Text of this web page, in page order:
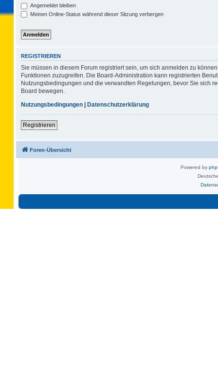
Angemeldet bleiben
Meinen Online-Status während dieser Sitzung verbergen
REGISTRIEREN
Sie müssen in diesem Forum registriert sein, um sich anmelden zu
Funktionen zuzugreifen. Die Board-Administration kann registrierten
Nutzungsbedingungen und die verwandten Regelungen, bevor Sie sich
Board bewegen.
Nutzungsbedingungen | Datenschutzerklärung
Registrieren
Foren-Übersicht
Powered by